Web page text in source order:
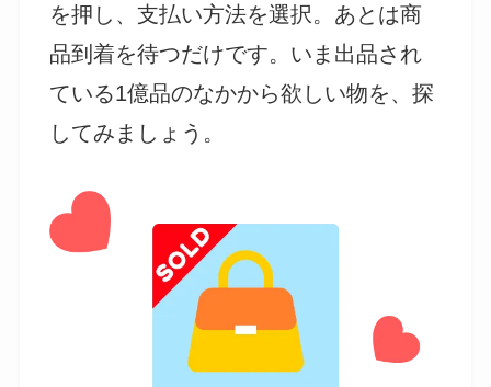
を押し、支払い方法を選択。あとは商
品到着を待つだけです。いま出品され
ている1億品のなかから欲しい物を、探
してみましょう。